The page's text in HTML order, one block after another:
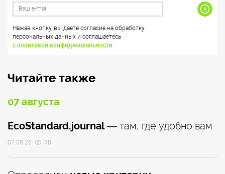
Нажав кнопку, вы даете согласие на обработку
персональных данных и соглашаетесь
с политикой конфиденциальности
Читайте также
07 августа
EcoStandard.journal— там, где удобно вам
07.08.26 78